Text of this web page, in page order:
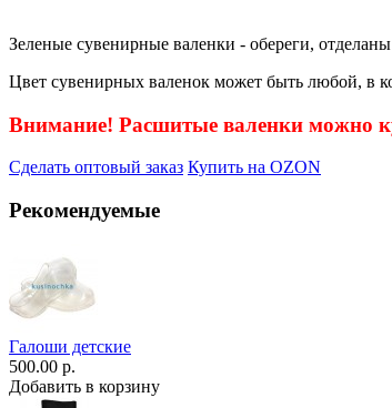
Зеленые сувенирные валенки - обереги,
Цвет сувенирных валенок может быть любой, в
Внимание! Расшитые валенки
Сделать оптовый заказ Купить на OZON
Рекомендуемые
Галоши детские
500.00 р.
Добавить в корзину